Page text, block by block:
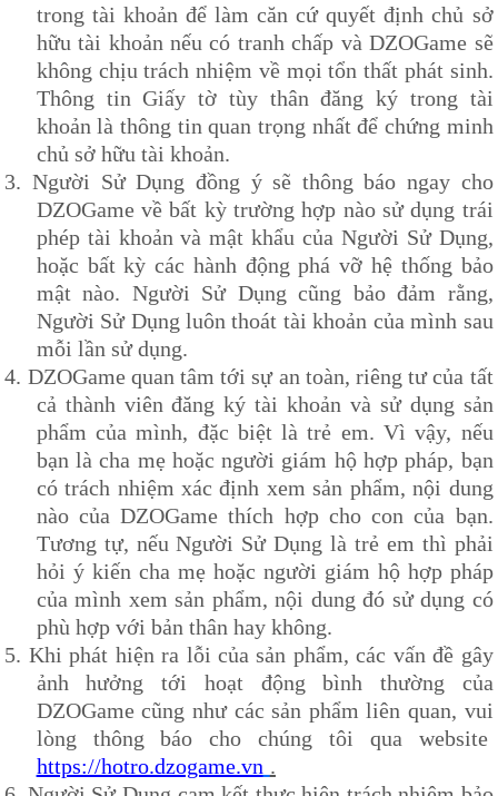
trong tài khoản để làm căn cứ quyết định chủ sở
hữu tài khoản nếu có tranh chấp vàDZOGame sẽ
không chịu trách nhiệm về mọi tổn thất phát sinh.
Thông tin Giấy tờ tùy thân đăng ký trong tài
khoản là thông tin quan trọng nhất để chứng minh
chủ sở hữu tài khoản.
3. Người Sử Dụng đồng ý sẽ thông báo ngay cho
DZOGame về bất kỳ trường hợp nào sử dụng trái
phép tài khoản và mật khẩu của Người Sử Dụng,
hoặc bất kỳ các hành động phá vỡ hệ thống bảo
mật nào. Người Sử Dụng cũng bảo đảm rằng,
Người Sử Dụng luôn thoát tài khoản của mình sau
mỗi lần sử dụng.
4. DZOGame quan tâm tới sự an toàn, riêng tư của tất
cả thành viên đăng ký tài khoản và sử dụng sản
phẩm của mình, đặc biệt là trẻ em. Vì vậy, nếu
bạn là cha mẹ hoặc người giám hộ hợp pháp, bạn
có trách nhiệm xác định xem sản phẩm, nội dung
nào củaDZOGame thích hợp cho con của bạn.
Tương tự, nếu Người Sử Dụng là trẻ em thì phải
hỏi ý kiến cha mẹ hoặc người giám hộ hợp pháp
của mình xem sản phẩm, nội dung đó sử dụng có
phù hợp với bản thân hay không.
5. Khi phát hiện ra lỗi của sản phẩm, các vấn đề gây
ảnh hưởng tới hoạt động bình thường của
DZOGame cũng như các sản phẩm liên quan, vui
lòng thông báo cho chúng tôi qua website
https://hotro.dzogame.vn .